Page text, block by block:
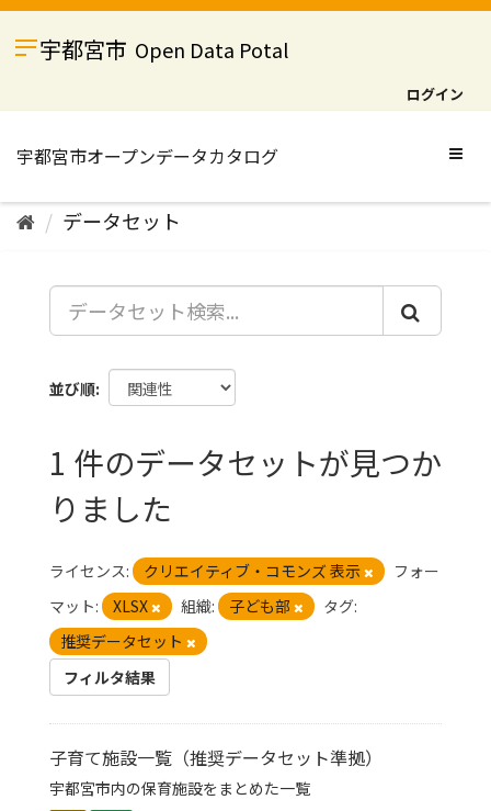
ス
宇都宮市 Open Data Potal
ログイン
データセット
並び順
1 件のデータセットが見つか
りました
ライセンス: クリエイティブ・コモンズ 表示
フォー
マット:
XLSX 組織: 子ども部
タグ:
推奨データセット
フィルタ結果
子育て施設一覧（推奨データセット準拠）
宇都宮市内の保育施設をまとめた一覧